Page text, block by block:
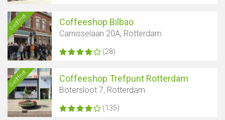
Geöffnet Coffeeshop Bilbao
Carnisselaan 20A, Rotterdam
(28)
Geöffnet Coffeeshop Trefpunt Rotterdam
Botersloot 7, Rotterdam
(135)